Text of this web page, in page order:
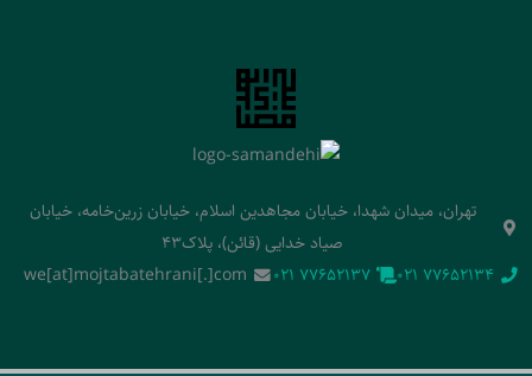
تهران، میدان شهدا، خیابان مجاهدین اسلام، خیابان زرین‌خامه، خیابان
صیاد خدایی (قائن)، پلاک43
‭021 77652134‬
‭021 77652137‬
we[at]mojtabatehrani[.]com